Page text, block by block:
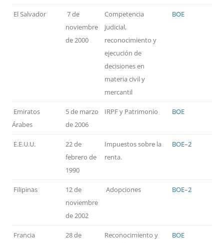
El Salvador
7 de
noviembre
de 2000
Competencia
judicial,
reconocimiento y
ejecución de
decisiones en
materia civil y
mercantil
BOE
Emiratos
Árabes
5 de marzo
de 2006
IRPF y Patrimonio BOE
E.E.U.U.
22 de
febrero de
1990
Impuestos sobre la
renta.
BOE–2
Filipinas
12 de
noviembre
de 2002
Adopciones BOE–2
Francia
28 de
Reconocimiento y
BOE